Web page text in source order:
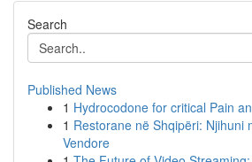
Search
Published News
1 Hydrocodone for critical Pain
1 Restorane në Shqipëri: Njihuni
Vendore